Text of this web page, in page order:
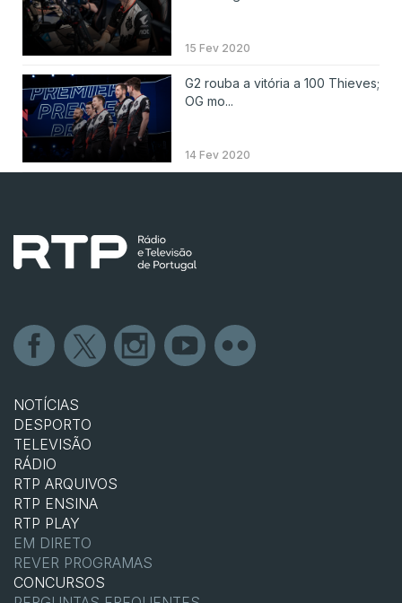
15 Fev 2020
G2 rouba a vitória a 100 Thieves;
OG mo...
14 Fev 2020
NOTÍCIAS
DESPORTO
TELEVISÃO
RÁDIO
RTP ARQUIVOS
RTP ENSINA
RTP PLAY
EM DIRETO
REVER PROGRAMAS
CONCURSOS